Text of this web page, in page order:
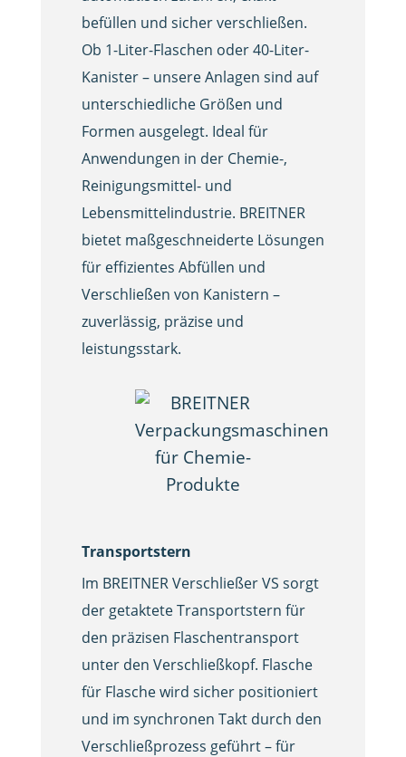
befüllen und sicher verschließen.
Ob 1-Liter-Flaschen oder 40-Liter-
Kanister – unsere Anlagen sind auf
unterschiedliche Größen und
Formen ausgelegt. Ideal für
Anwendungen in der Chemie-,
Reinigungsmittel- und
Lebensmittelindustrie. BREITNER
bietet maßgeschneiderte Lösungen
für effizientes Abfüllen und
Verschließen von Kanistern –
zuverlässig, präzise und
leistungsstark.
Transportstern
Im BREITNER Verschließer VS sorgt
der getaktete Transportstern für
den präzisen Flaschentransport
unter den Verschließkopf. Flasche
für Flasche wird sicher positioniert
und im synchronen Takt durch den
Verschließprozess geführt – für